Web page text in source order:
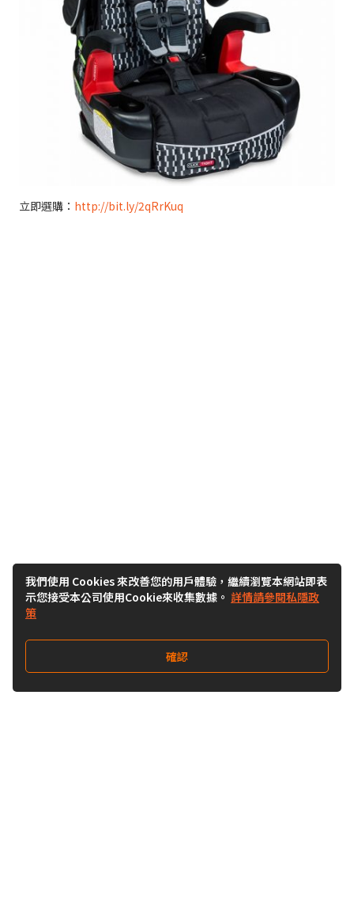
立即選購： http://bit.ly/2qRrKuq
我們使用 Cookies 來改善您的用戶體驗，繼續瀏覽本網站即表
示您接受本公司使用Cookie來收集數據。 詳情請參閱私隱政
策
確認